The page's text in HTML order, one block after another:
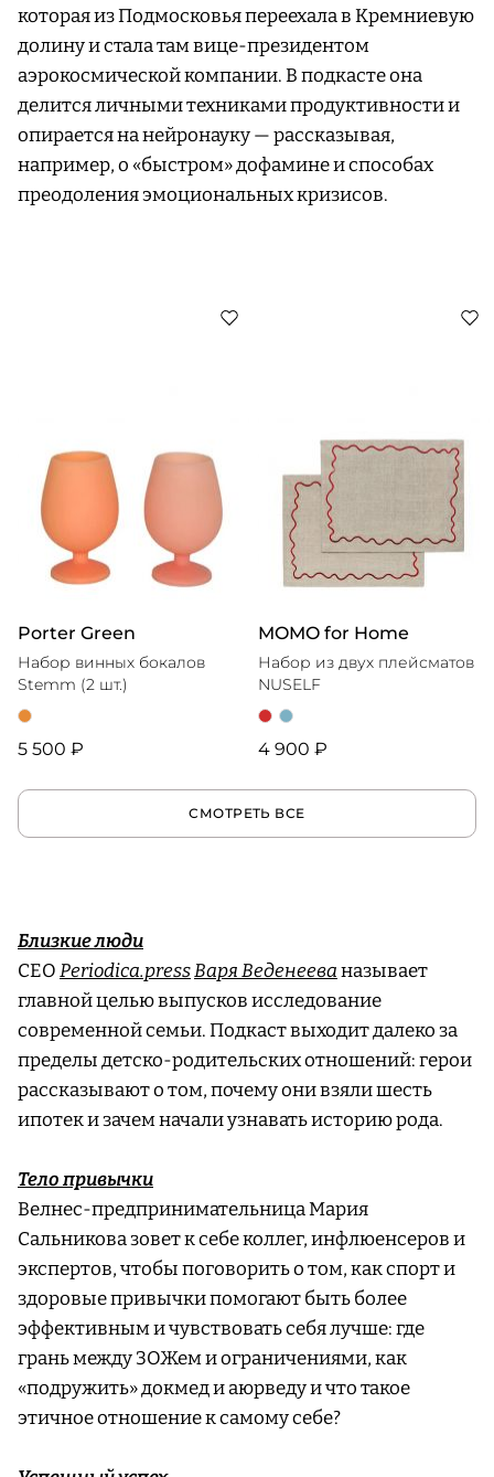
которая из Подмосковья переехала в Кремниевую
долину и стала там вице-президентом
аэрокосмической компании. В подкасте она
делится личными техниками продуктивности и
опирается на нейронауку — рассказывая,
например, о «быстром» дофамине и способах
преодоления эмоциональных кризисов.
Porter Green
Набор винных бокалов
Stemm (2 шт.)
5 500 ₽
MOMO for Home
Набор из двух плейсматов
NUSELF
4 900 ₽
СМОТРЕТЬ ВСЕ
Близкие люди
CEOPeriodica.pressВаря Веденееваназывает
главной целью выпусков исследование
современной семьи. Подкаст выходит далеко за
пределы детско-родительских отношений: герои
рассказывают о том, почему они взяли шесть
ипотек и зачем начали узнавать историю рода.
Тело привычки
Велнес-предпринимательница Мария
Сальникова зовет к себе коллег, инфлюенсеров и
экспертов, чтобы поговорить о том, как спорт и
здоровые привычки помогают быть более
эффективным и чувствовать себя лучше: где
грань между ЗОЖем и ограничениями, как
«подружить» докмед и аюрведу и что такое
этичное отношение к самому себе?